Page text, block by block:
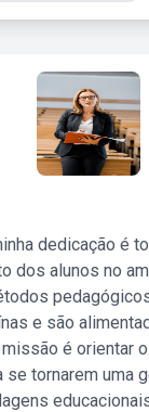
dedicação é
dos alunos no
e são
é orientar
se tornarem uma